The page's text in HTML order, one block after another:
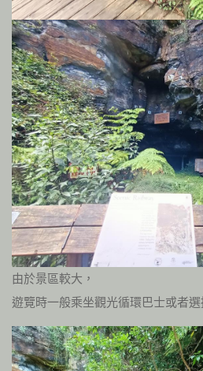
由於景區較大，
遊覽時一般乘坐觀光循環巴士或者選